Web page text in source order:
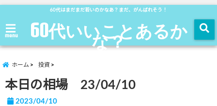
60代はまだまだ若いのかなあ？まだ、がんばれそう！
menu 60代いいことあるか
な？
ホーム 投資
本日の相場 23/04/10
2023/04/10